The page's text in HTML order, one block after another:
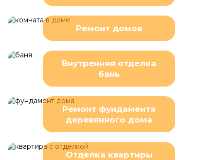
Ремонт домов
Внутренняя отделка
бань
Ремонт фундамента
деревянного дома
Отделка квартиры